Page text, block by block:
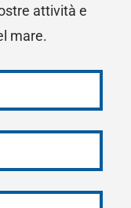
attività e
mare.